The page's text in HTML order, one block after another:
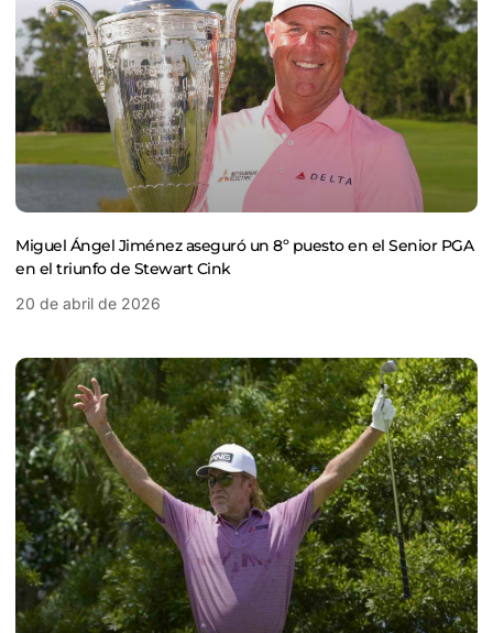
Miguel Ángel Jiménez aseguró un 8º puesto en el Senior PGA
en el triunfo de Stewart Cink
20 de abril de 2026